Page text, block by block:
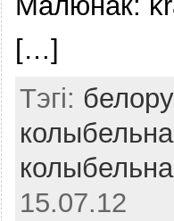
[…]
Тэгі:
15.07.12